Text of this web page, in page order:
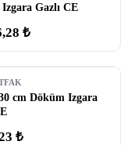
Gazlı CE
₺
cm Döküm Izgara
₺